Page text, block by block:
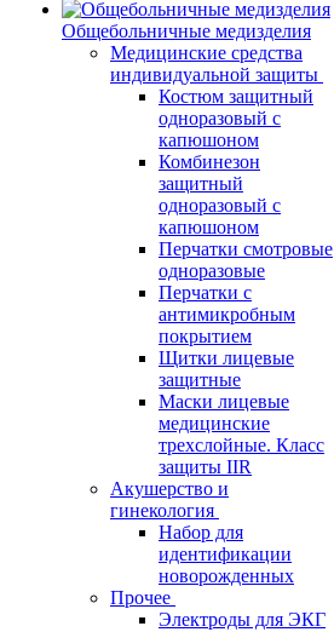
Общебольничные медизделия
Медицинские средства
индивидуальной защиты
Костюм защитный
одноразовый с
капюшоном
Комбинезон
защитный
одноразовый с
капюшоном
Перчатки смотровые
одноразовые
Перчатки с
антимикробным
покрытием
Щитки лицевые
защитные
Маски лицевые
медицинские
трехслойные. Класс
защиты IIR
Акушерство и
гинекология
Набор для
идентификации
новорожденных
Прочее
Электроды для ЭКГ